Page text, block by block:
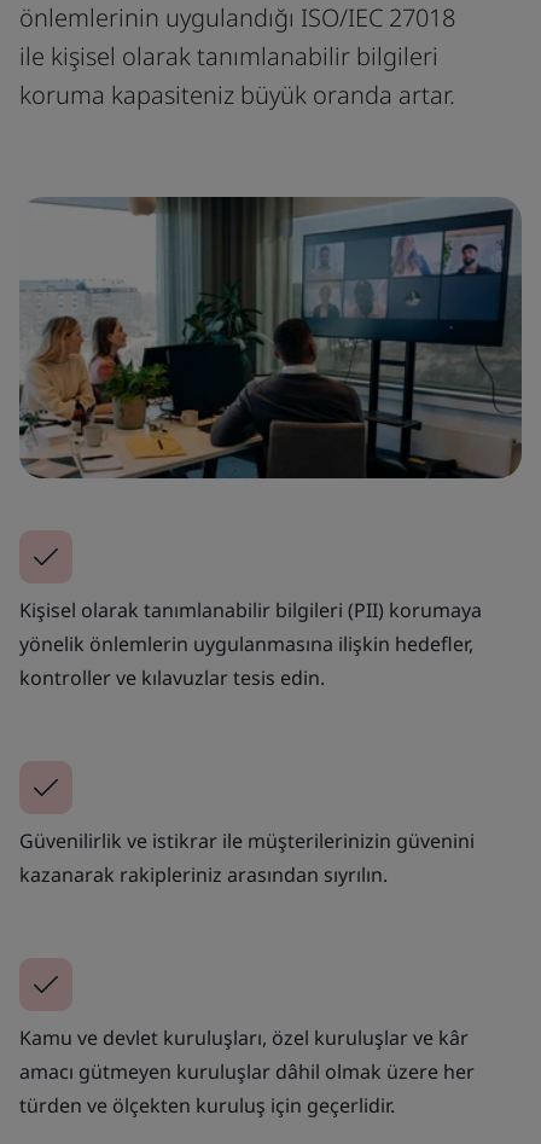
önlemlerinin uygulandığı ISO/IEC 27018
ile kişisel olarak tanımlanabilir bilgileri
koruma kapasiteniz büyük oranda artar.
Kişisel olarak tanımlanabilir bilgileri (PII) korumaya
yönelik önlemlerin uygulanmasına ilişkin hedefler,
kontroller ve kılavuzlar tesis edin.
Güvenilirlik ve istikrar ile müşterilerinizin güvenini
kazanarak rakipleriniz arasından sıyrılın.
Kamu ve devlet kuruluşları, özel kuruluşlar ve kâr
amacı gütmeyen kuruluşlar dâhil olmak üzere her
türden ve ölçekten kuruluş için geçerlidir.